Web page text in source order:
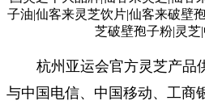
杭州亚运会官方灵芝产品
与中国电信、中国移动、工商